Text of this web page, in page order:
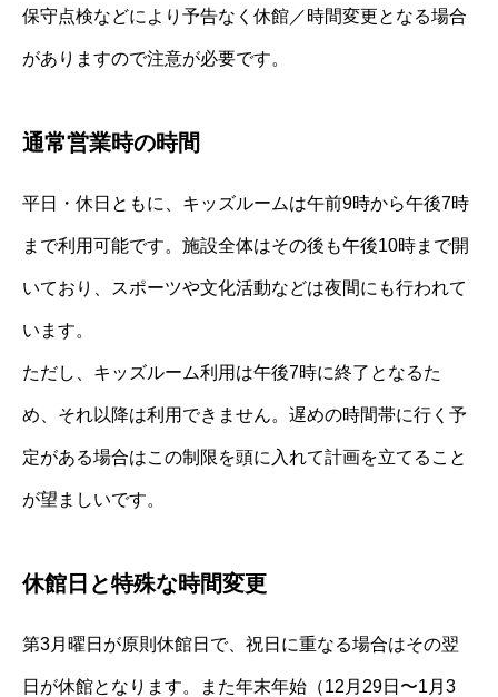
保守点検などにより予告なく休館／時間変更となる場合
がありますので注意が必要です。
通常営業時の時間
平日・休日ともに、キッズルームは午前9時から午後7時
まで利用可能です。施設全体はその後も午後10時まで開
いており、スポーツや文化活動などは夜間にも行われて
います。
ただし、キッズルーム利用は午後7時に終了となるた
め、それ以降は利用できません。遅めの時間帯に行く予
定がある場合はこの制限を頭に入れて計画を立てること
が望ましいです。
休館日と特殊な時間変更
第3月曜日が原則休館日で、祝日に重なる場合はその翌
日が休館となります。また年末年始（12月29日〜1月3